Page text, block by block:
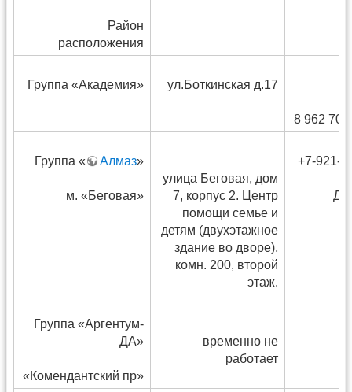
Район
расположения
Группа «Академия» ул.Боткинская д.17
8 962
Группа « Алмаз»
м. «Беговая»
улица Беговая, дом
7, корпус 2. Центр
помощи семье и
детям (двухэтажное
здание во дворе),
комн. 200, второй
этаж.
+7-921-
Группа «Аргентум-
ДА»
«Комендантский пр»
временно не
работает